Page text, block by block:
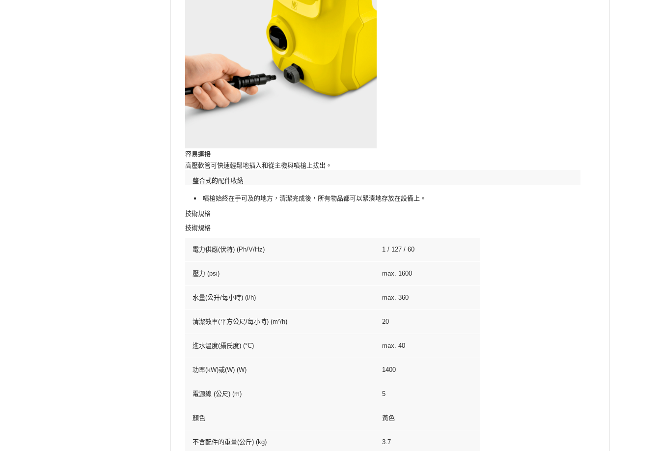
容易連接
高壓軟管可快速輕鬆地插入和從主機與噴槍上拔出。
整合式的配件收納
噴槍始終在手可及的地方，清潔完成後，所有物品都可以緊湊地存放在設備上。
技術規格
技術規格
電力供應(伏特) (Ph/V/Hz) 1 / 127 / 60
壓力 (psi) max. 1600
水量(公升/每小時) (l/h) max. 360
清潔效率(平方公尺/每小時) (m²/h) 20
進水溫度(攝氏度) (°C) max. 40
功率(kW)或(W) (W) 1400
電源線 (公尺) (m) 5
顏色 黃色
不含配件的重量(公斤) (kg) 3.7